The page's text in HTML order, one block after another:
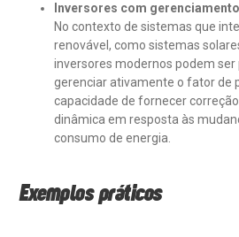
Inversores com
No contexto de sistemas que
renovável, como sistemas
inversores modernos podem
gerenciar ativamente o fator de
capacidade de fornecer
dinâmica em resposta às
consumo de energia.
Exemplos práticos